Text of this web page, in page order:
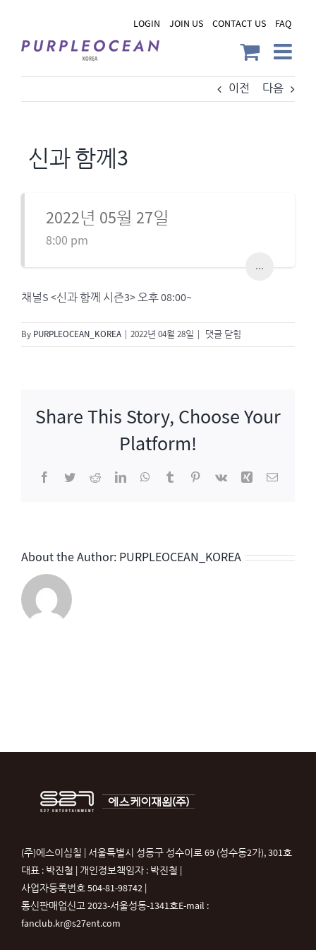
content
LOGIN JOIN US CONTACT US FAQ
이전 다음
신과 함께3
2022년 05월 27일
8:00 pm
...
채널S <신과 함께 시즌3> 오후 08:00~
By PURPLEOCEAN_KOREA 2022년 04월 28일
신
과
댓글 닫힘
Share This Story, Choose Your
Platform!
Facebook
TwitterRedditLinkedInWhatsApp
TumblrPinterest
Vk Xing 이
About the Author: PURPLEOCEAN_KOREA
(주)에스이십칠 | 서울특별시 성동구 성수이로 69 (성수동2가), 301호
대표 : 박진철 | 개인정보책임자 : 박진철 |
사업자등록번호 504-81-98742 |
통신판매업신고 2023-서울성동-1341호E-mail :
fanclub.kr@s27ent.com